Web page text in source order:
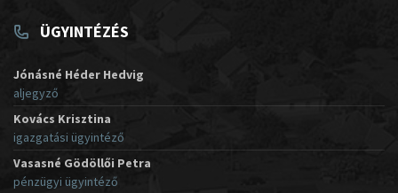
ÜGYINTÉZÉS
Jónásné Héder Hedvig
aljegyző
Kovács Krisztina
igazgatási ügyintéző
Vasasné Gödöllői Petra
pénzügyi ügyintéző